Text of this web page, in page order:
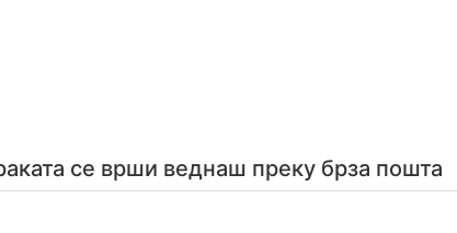
се врши веднаш преку брза пошта